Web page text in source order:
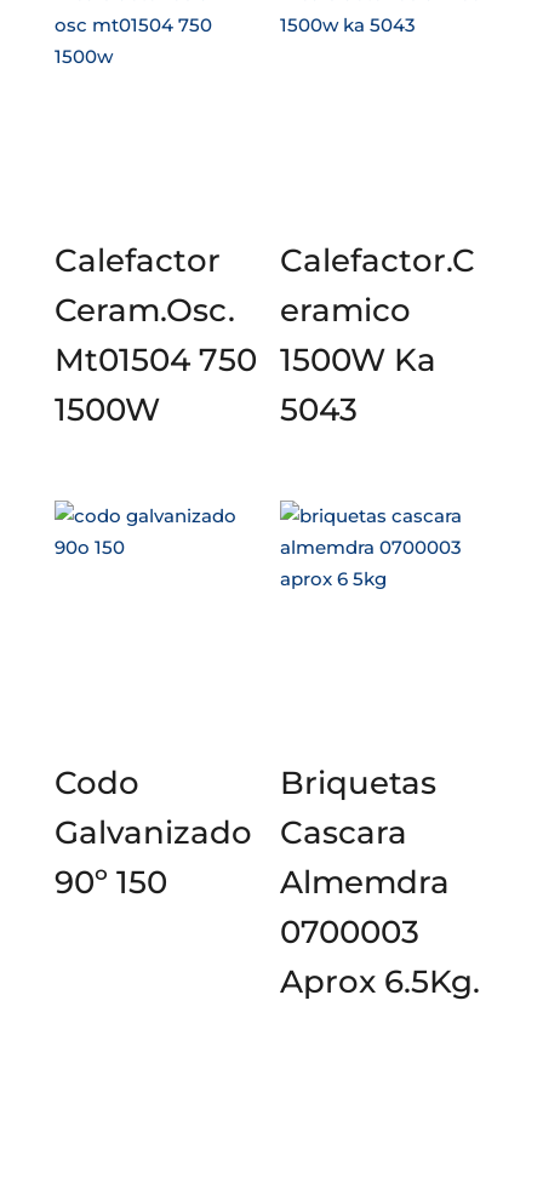
Calefactor
Ceram.Osc.
Mt01504 750
1500W
Calefactor.C
eramico
1500W Ka
5043
Codo
Galvanizado
90º 150
Briquetas
Cascara
Almemdra
0700003
Aprox 6.5Kg.